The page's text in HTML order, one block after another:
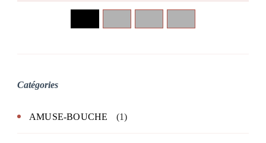
Catégories
AMUSE-BOUCHE (1)